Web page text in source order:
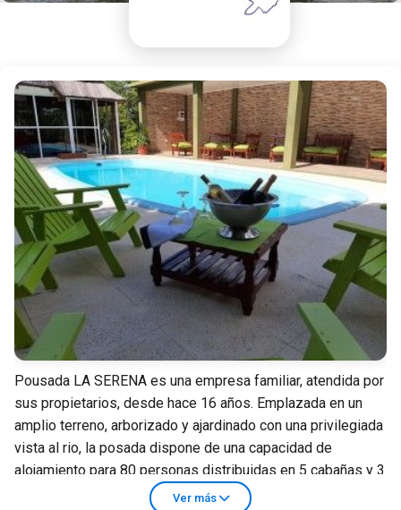
Pousada LA SERENA es una empresa familiar, atendida por
sus propietarios, desde hace 16 años. Emplazada en un
amplio terreno, arborizado y ajardinado con una privilegiada
vista al rio, la posada dispone de una capacidad de
alojamiento para 80 personas distribuidas en 5 cabañas y 3
bloques de departamentos dobles y triples, dotados de
Ver más